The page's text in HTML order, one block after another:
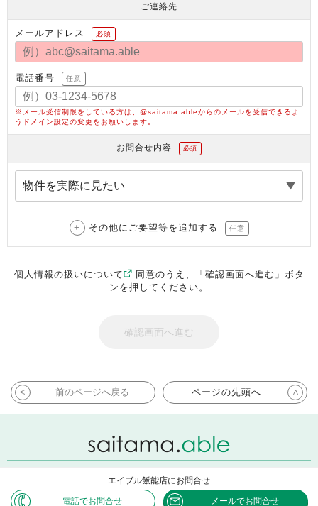
ご連絡先
メールアドレス 必須
電話番号 任意
※メール受信制限をしている方は、@saitama.ableからのメールを受信できるよ
うドメイン設定の変更をお願いします。
お問合せ内容 必須
その他にご要望等を追加する 任意
個人情報の扱いについて
同意のうえ、「確認画面へ進む」ボタ
ンを押してください。
前のページへ戻る ページの先頭へ
Copyright ABLE INC. All rights reserved.
エイブル飯能店にお問合せ
電話でお問合せ メールでお問合せ